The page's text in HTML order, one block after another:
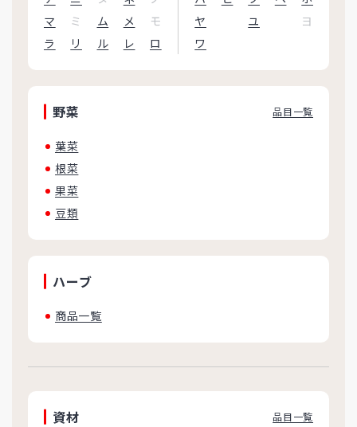
マ
ミ ム メ モ ヤ ユ
ヨ
ラ
リ ル レ ロ ワ
野菜 品目一覧
葉菜
根菜
果菜
豆類
ハーブ
商品一覧
資材 品目一覧